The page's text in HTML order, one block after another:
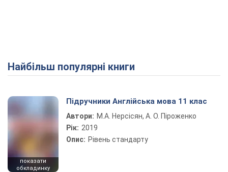
Найбільш популярні книги
показати
обкладинку
Підручники Англійська мова 11 клас
Автори: М.А. Нерсісян, А. О. Піроженко
Рік: 2019
Опис: Рівень стандарту